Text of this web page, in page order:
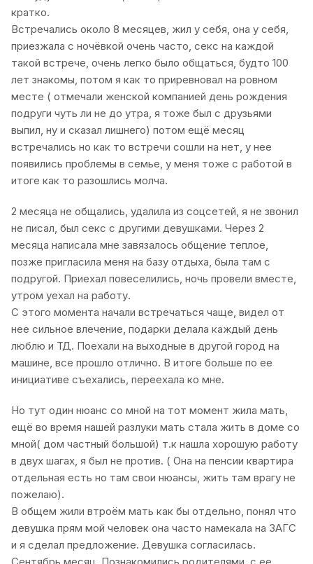
кратко.
Встречались около 8 месяцев, жил у себя, она у себя,
приезжала с ночёвкой очень часто, секс на каждой
такой встрече, очень легко было общаться, будто 100
лет знакомы, потом я как то приревновал на ровном
месте ( отмечали женской компанией день рождения
подруги чуть ли не до утра, я тоже был с друзьями
выпил, ну и сказал лишнего) потом ещё месяц
встречались но как то встречи сошли на нет, у нее
появились проблемы в семье, у меня тоже с работой в
итоге как то разошлись молча.
2 месяца не общались, удалила из соцсетей, я не звонил
не писал, был секс с другими девушками. Через 2
месяца написала мне завязалось общение теплое,
позже пригласила меня на базу отдыха, была там с
подругой. Приехал повеселились, ночь провели вместе,
утром уехал на работу.
С этого момента начали встречаться чаще, видел от
нее сильное влечение, подарки делала каждый день
люблю и ТД. Поехали на выходные в другой город на
машине, все прошло отлично. В итоге больше по ее
инициативе съехались, переехала ко мне.
Но тут один нюанс со мной на тот момент жила мать,
ещё во время нашей разлуки мать стала жить в доме со
мной( дом частный большой) т.к нашла хорошую работу
в двух шагах, я был не против. ( Она на пенсии квартира
отдельная есть но там свои нюансы, жить там врагу не
пожелаю).
В общем жили втроём мать как бы отдельно, понял что
девушка прям мой человек она часто намекала на ЗАГС
и я сделал предложение. Девушка согласилась.